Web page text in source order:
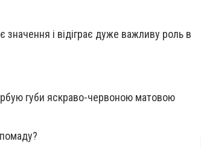
і відіграє дуже важливу роль в
губи яскраво-червоною матовою